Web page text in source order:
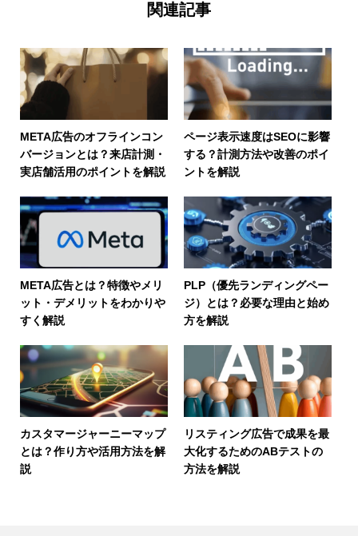
関連記事
META広告のオフラインコン
バージョンとは？来店計測・
実店舗活用のポイントを解説
ページ表示速度はSEOに影響
する？計測方法や改善のポイ
ントを解説
META広告とは？特徴やメリ
ット・デメリットをわかりや
すく解説
PLP（優先ランディングペー
ジ）とは？必要な理由と始め
方を解説
カスタマージャーニーマップ
とは？作り方や活用方法を解
説
リスティング広告で成果を最
大化するためのABテストの
方法を解説